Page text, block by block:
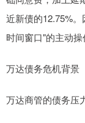
近新债的12.75%
时间窗口"的主动操
万达债务危机背景
万达商管的债务压